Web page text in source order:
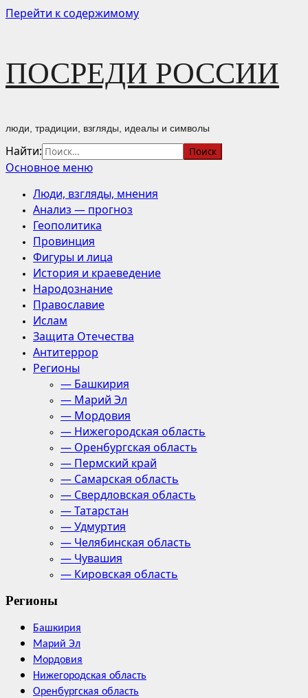
Перейти к содержимому
ПОСРЕДИ РОССИИ
люди, традиции, взгляды, идеалы и символы
Найти:
Основное меню
Люди, взгляды, мнения
Анализ — прогноз
Геополитика
Провинция
Фигуры и лица
История и краеведение
Народознание
Православие
Ислам
Защита Отечества
Антитеррор
Регионы
— Башкирия
— Марий Эл
— Мордовия
— Нижегородская область
— Оренбургская область
— Пермский край
— Самарская область
— Свердловская область
— Татарстан
— Удмуртия
— Челябинская область
— Чувашия
— Кировская область
Регионы
Башкирия
Марий Эл
Мордовия
Нижегородская область
Оренбургская область